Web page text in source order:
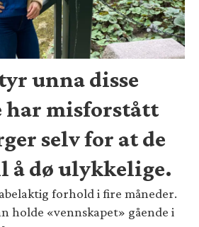
unna disse
har misforstått
selv for at de
å dø ulykkelige.
forhold i fire måneder.
holde «vennskapet» gående i